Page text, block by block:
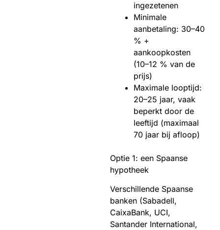
ingezetenen
Minimale
aanbetaling: 30–40
% +
aankoopkosten
(10–12 % van de
prijs)
Maximale looptijd:
20–25 jaar, vaak
beperkt door de
leeftijd (maximaal
70 jaar bij afloop)
Optie 1: een Spaanse
hypotheek
Verschillende Spaanse
banken (Sabadell,
CaixaBank, UCI,
Santander International,